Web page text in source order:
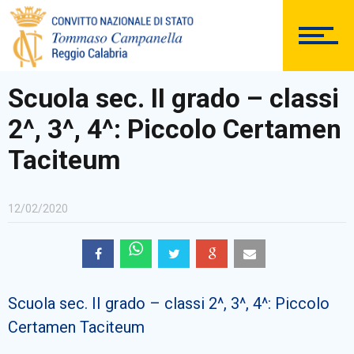
DOCUMENTAZIONE
PERSONALE
BACHECA SINDACALE
Scuola sec. II grado – classi
2^, 3^, 4^: Piccolo Certamen
Taciteum
12/02/2020
Scuola sec. II grado – classi 2^, 3^, 4^: Piccolo
Certamen Taciteum